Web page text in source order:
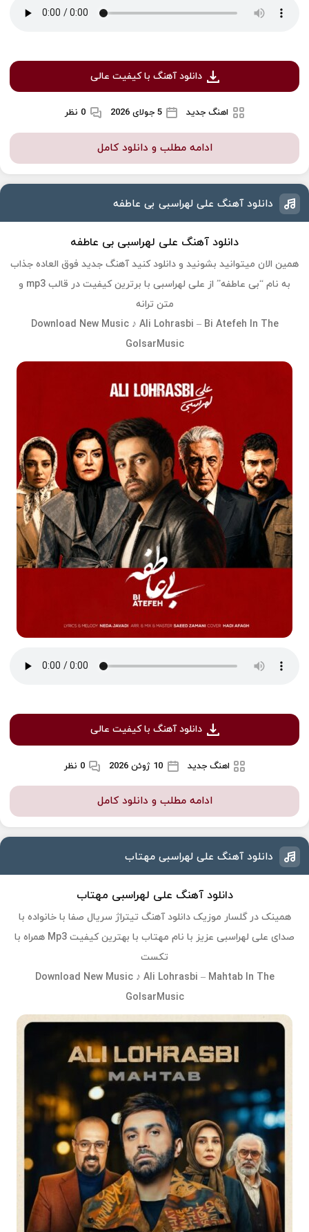
دانلود آهنگ با کیفیت عالی
اهنگ جدید 5 جولای 2026 0 نظر
ادامه مطلب و دانلود کامل
دانلود آهنگ علی لهراسبی بی عاطفه
دانلود آهنگ علی لهراسبی بی عاطفه
همین الان میتوانید بشونید و دانلود کنید آهنگ جدید فوق العاده جذاب
به نام “بی عاطفه” از علی لهراسبی با برترین کیفیت در قالب mp3 و
متن ترانه
Download New Music ♪ Ali Lohrasbi – Bi Atefeh In The
GolsarMusic
دانلود آهنگ با کیفیت عالی
اهنگ جدید 10 ژوئن 2026 0 نظر
ادامه مطلب و دانلود کامل
دانلود آهنگ علی لهراسبی مهتاب
دانلود آهنگ علی لهراسبی مهتاب
همینک در گلسار موزیک دانلود آهنگ تیتراژ سریال صفا با خانواده با
صدای علی لهراسبی عزیز با نام مهتاب با بهترین کیفیت Mp3 همراه با
تکست
Download New Music ♪ Ali Lohrasbi – Mahtab In The
GolsarMusic